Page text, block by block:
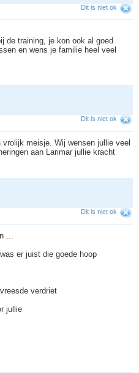
Dit is niet ok
de training, je kon ook al goed
en wens je familie heel veel
Dit is niet ok
meisje. Wij wensen jullie veel
aan Larimar jullie kracht
Dit is niet ok
...
er juist die goede hoop
verdriet
jullie